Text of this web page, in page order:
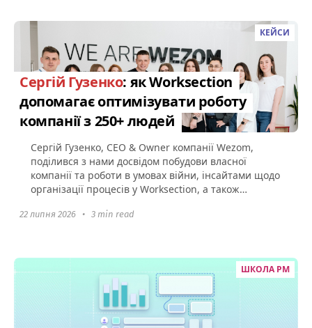
КЕЙСИ
Сергій Гузенко: як Worksection
допомагає оптимізувати роботу
компанії з 250+ людей
Сергій Гузенко, CEO & Owner компанії Wezom,
поділився з нами досвідом побудови власної
компанії та роботи в умовах війни, інсайтами щодо
організації процесів у Worksection, а також
22 липня 2026 • 3 min read
ШКОЛА PM